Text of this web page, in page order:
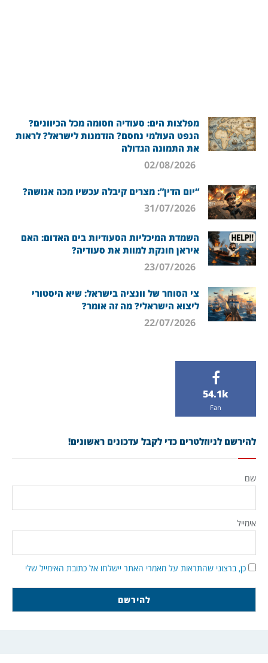
מפלצות הים: סעודיה חסומה מכל הכיוונים?
הנפט העולמי נחסם? הזדמנות לישראל? לראות
את התמונה הגדולה
“יום הדין”: מצרים קיבלה עכשיו מכה אנושה?
השמדת המיכליות הסעודיות בים האדום: האם
איראן חונקת למוות את סעודיה?
צי הסוחר של וונציה בישראל: שיא היסטורי
ליצוא הישראלי? מה זה אומר?
54.1k
Fan
להירשם לניוזלטרים כדי לקבל עדכונים ראשונים!
שם
אימייל
כן, ברצוני שהתראות על מאמרי האתר יישלחו אל כתובת האימייל שלי